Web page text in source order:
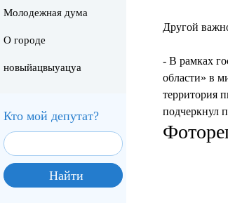
Молодежная дума
О городе
новыйацвыуацуа
Кто мой депутат?
Другой
- В рамках
области» в
территория
подчеркнул